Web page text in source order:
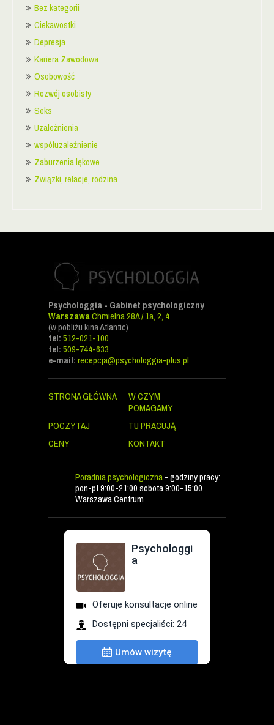
Bez kategorii
Ciekawostki
Depresja
Kariera Zawodowa
Osobowość
Rozwój osobisty
Seks
Uzależnienia
współuzależnienie
Zaburzenia lękowe
Związki, relacje, rodzina
Psychologgia - Gabinet psychologiczny
WarszawaChmielna 28A / 1a, 2, 4
(w pobliżu kina Atlantic)
tel:512-021-100
tel:509-744-633
e-mail:recepcja@psychologgia-plus.pl
STRONA GŁÓWNA
W CZYM
POMAGAMY
POCZYTAJ
TU PRACUJĄ
CENY
KONTAKT
Poradnia psychologiczna- godziny pracy:
pon-pt 9:00-21:00 sobota 9:00-15:00
Warszawa Centrum